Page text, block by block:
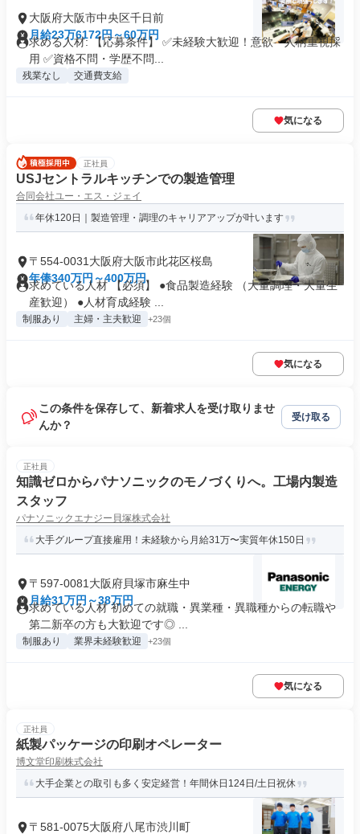
大阪府大阪市中央区千日前
月給23万6172円～60万円
求める人材: 【応募条件】 ✅未経験大歓迎！意欲・人柄重視採
用 ✅資格不問・学歴不問...
残業なし 交通費支給
気になる
正社員
USJセントラルキッチンでの製造管理
合同会社ユー・エス・ジェイ
年休120日｜製造管理・調理のキャリアアップが叶います
〒554-0031大阪府大阪市此花区桜島
年俸340万円～400万円
求めている人材 【必須】 ●食品製造経験 （大量調理・大量生
産歓迎） ●人材育成経験 ...
制服あり 主婦・主夫歓迎 +23個
気になる
この条件を保存して、新着求人を受け取りませ
んか？
受け取る
正社員
知識ゼロからパナソニックのモノづくりへ。工場内製造
スタッフ
パナソニックエナジー貝塚株式会社
大手グループ直接雇用！未経験から月給31万〜実質年休150日
〒597-0081大阪府貝塚市麻生中
月給31万円～38万円
求めている人材 初めての就職・異業種・異職種からの転職や
第二新卒の方も大歓迎です◎ ...
制服あり 業界未経験歓迎 +23個
気になる
正社員
紙製パッケージの印刷オペレーター
博文堂印刷株式会社
大手企業との取引も多く安定経営！年間休日124日/土日祝休
〒581-0075大阪府八尾市渋川町